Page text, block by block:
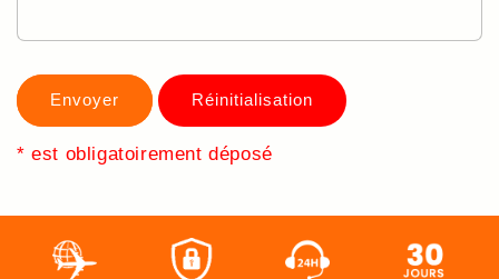
Envoyer
* est obligatoirement déposé